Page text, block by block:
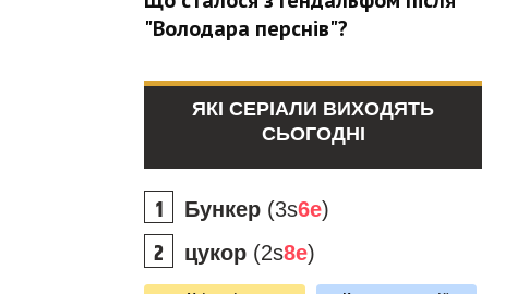
"Володара перснів"?
ЯКІ СЕРІАЛИ ВИХОДЯТЬ
СЬОГОДНІ
Бункер (3s6e)
цукор (2s8e)